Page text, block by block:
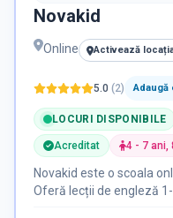
Novakid
Online Activează
5.0 (2) Adaugă
LOCURI DISPONIBILE
Acreditat 4 - 7 ani,
Novakid este o scoala
Oferă lecții de engleză